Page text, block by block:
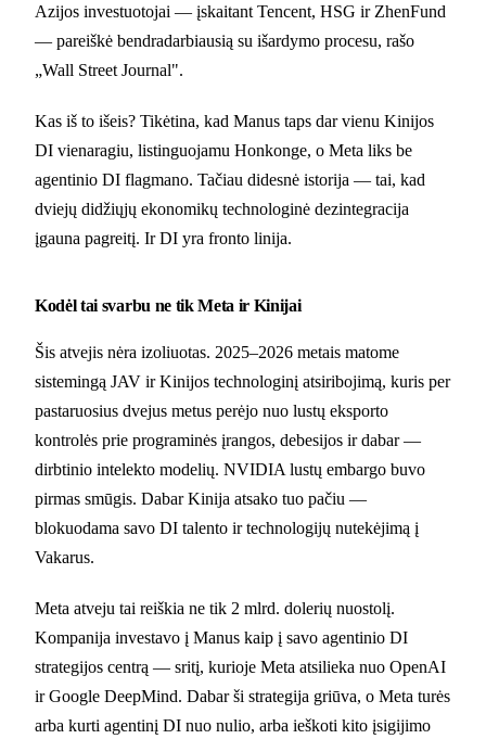
Azijos investuotojai — įskaitant Tencent, HSG ir ZhenFund
— pareiškė bendradarbiausią su išardymo procesu, rašo
„Wall Street Journal".
Kas iš to išeis? Tikėtina, kad Manus taps dar vienu Kinijos
DI vienaragiu, listinguojamu Honkonge, o Meta liks be
agentinio DI flagmano. Tačiau didesnė istorija — tai, kad
dviejų didžiųjų ekonomikų technologinė dezintegracija
įgauna pagreitį. Ir DI yra fronto linija.
Kodėl tai svarbu ne tik Meta ir Kinijai
Šis atvejis nėra izoliuotas. 2025–2026 metais matome
sistemingą JAV ir Kinijos technologinį atsiribojimą, kuris per
pastaruosius dvejus metus perėjo nuo lustų eksporto
kontrolės prie programinės įrangos, debesijos ir dabar —
dirbtinio intelekto modelių. NVIDIA lustų embargo buvo
pirmas smūgis. Dabar Kinija atsako tuo pačiu —
blokuodama savo DI talento ir technologijų nutekėjimą į
Vakarus.
Meta atveju tai reiškia ne tik 2 mlrd. dolerių nuostolį.
Kompanija investavo į Manus kaip į savo agentinio DI
strategijos centrą — sritį, kurioje Meta atsilieka nuo OpenAI
ir Google DeepMind. Dabar ši strategija griūva, o Meta turės
arba kurti agentinį DI nuo nulio, arba ieškoti kito įsigijimo